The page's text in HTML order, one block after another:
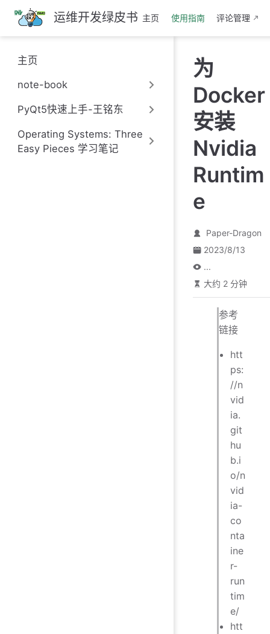
跳
至
主
要
內
运维开发绿皮书 主页 使用指南 评论管理
主页
note-book
PyQt5快速上手-王铭东
Operating Systems: Three
Easy Pieces 学习笔记
为
Docker
安装
Nvidia
Runtim
e
Paper-Dragon
2023/8/13
...
大约 2 分钟
参考
链接
htt
ps:
//n
vid
ia.
git
hu
b.i
o/n
vid
ia-
co
nta
ine
r-
run
tim
e/
htt